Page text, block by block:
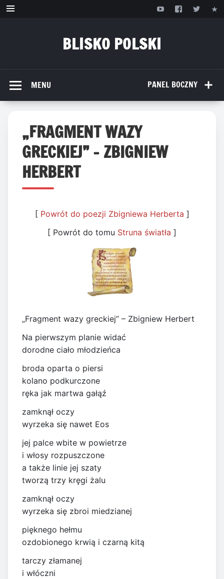
Przejdź
BLISKO POLSKI
PANEL BOCZNY
MENU
„FRAGMENT WAZY
GRECKIEJ” – ZBIGNIEW
HERBERT
[ Powrót do poezji Zbigniewa Herberta ]
[ Powrót do tomu Struna światła ]
„Fragment wazy greckiej” – Zbigniew Herbert
Na pierwszym planie widać
dorodne ciało młodzieńca
broda oparta o piersi
kolano podkurczone
ręka jak martwa gałąź
zamknął oczy
wyrzeka się nawet Eos
jej palce wbite w powietrze
i włosy rozpuszczone
a także linie jej szaty
tworzą trzy kręgi żalu
zamknął oczy
wyrzeka się zbroi miedzianej
pięknego hełmu
ozdobionego krwią i czarną kitą
tarczy złamanej
i włóczni